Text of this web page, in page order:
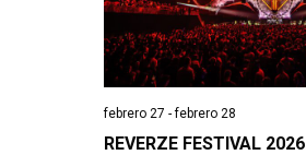
REVERZE FESTIVAL 2026
febrero 27 -febrero 28